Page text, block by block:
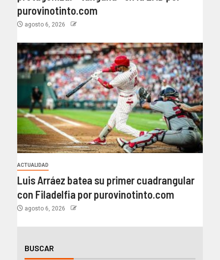
purovinotinto.com
agosto 6, 2026
ACTUALIDAD
Luis Arráez batea su primer cuadrangular
con Filadelfia por purovinotinto.com
agosto 6, 2026
BUSCAR